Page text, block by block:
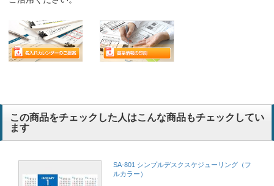
この商品をチェックした人はこんな商品もチェックしてい
ます
SA-801 シンプルデスクスケジューリング（フ
ルカラー）